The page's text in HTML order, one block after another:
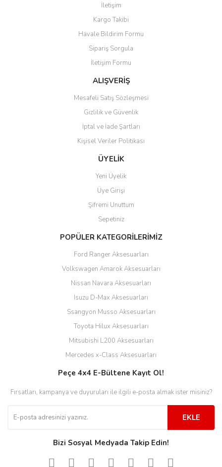
İletişim
Kargo Takibi
Havale Bildirim Formu
Sipariş Sorgula
İletişim Formu
ALIŞVERİŞ
Mesafeli Satış Sözleşmesi
Gizlilik ve Güvenlik
İptal ve İade Şartları
Kişisel Veriler Politikası
ÜYELİK
Yeni Üyelik
Üye Girişi
Şifremi Unuttum
Sepetiniz
POPÜLER KATEGORİLERİMİZ
Ford Ranger Aksesuarları
Volkswagen Amarok Aksesuarları
Nissan Navara Aksesuarları
Isuzu D-Max Aksesuarları
Ssangyon Musso Aksesuarları
Toyota Hilux Aksesuarları
Mitsubishi L200 Aksesuarları
Mercedes x-Class Aksesuarları
Peçe 4x4 E-Bültene Kayıt Ol!
Fırsatları, kampanya ve duyuruları ile ilgili e-posta almak ister misiniz?
EKLE
Bizi Sosyal Medyada Takip Edin!